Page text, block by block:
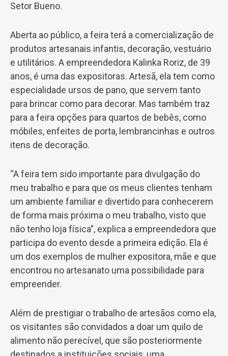
Setor Bueno.
Aberta ao público, a feira terá a comercialização de
produtos artesanais infantis, decoração, vestuário
e utilitários. A empreendedora Kalinka Roriz, de 39
anos, é uma das expositoras. Artesã, ela tem como
especialidade ursos de pano, que servem tanto
para brincar como para decorar. Mas também traz
para a feira opções para quartos de bebês, como
móbiles, enfeites de porta, lembrancinhas e outros
itens de decoração.
“A feira tem sido importante para divulgação do
meu trabalho e para que os meus clientes tenham
um ambiente familiar e divertido para conhecerem
de forma mais próxima o meu trabalho, visto que
não tenho loja física”, explica a empreendedora que
participa do evento desde a primeira edição. Ela é
um dos exemplos de mulher expositora, mãe e que
encontrou no artesanato uma possibilidade para
empreender.
Além de prestigiar o trabalho de artesãos como ela,
os visitantes são convidados a doar um quilo de
alimento não perecível, que são posteriormente